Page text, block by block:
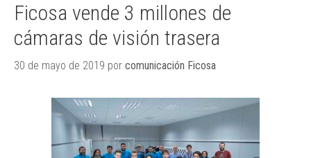
Ficosa vende 3 millones de
cámaras de visión trasera
30 de mayo de 2019 por comunicación Ficosa